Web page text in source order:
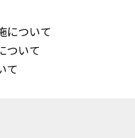
について
ついて
て